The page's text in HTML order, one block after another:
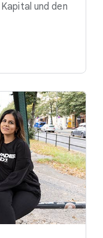
und den